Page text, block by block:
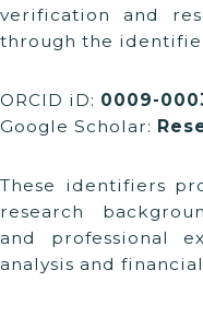
verification and
through the
ORCID iD: 0009-
Google Scholar:
These identifiers
research
and professional
analysis and